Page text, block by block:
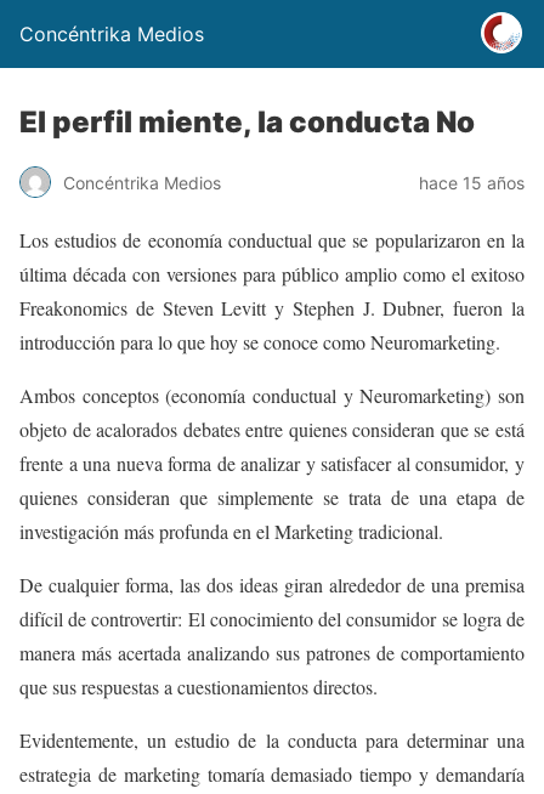
Concéntrika Medios
El perfil miente, la conducta No
Concéntrika Medios hace 15 años
Los estudios de economía conductual que se popularizaron en la
última década con versiones para público amplio como el exitoso
Freakonomics de Steven Levitt y Stephen J. Dubner, fueron la
introducción para lo que hoy se conoce como Neuromarketing.
Ambos conceptos (economía conductual y Neuromarketing) son
objeto de acalorados debates entre quienes consideran que se está
frente a una nueva forma de analizar y satisfacer al consumidor, y
quienes consideran que simplemente se trata de una etapa de
investigación más profunda en el Marketing tradicional.
De cualquier forma, las dos ideas giran alrededor de una premisa
difícil de controvertir: El conocimiento del consumidor se logra de
manera más acertada analizando sus patrones de comportamiento
que sus respuestas a cuestionamientos directos.
Evidentemente, un estudio de la conducta para determinar una
estrategia de marketing tomaría demasiado tiempo y demandaría